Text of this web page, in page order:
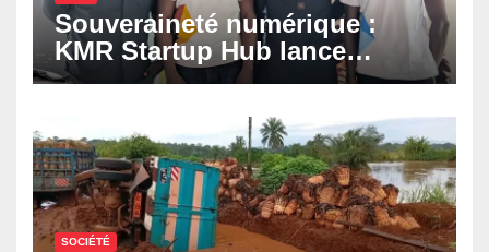
Souveraineté numérique :
KMR Startup Hub lance
Pyramid Browser et Pyramid
numériques made in
Cameroon
SOCIÉTÉ